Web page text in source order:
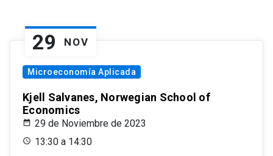
29 NOV
Microeconomía Aplicada
Kjell Salvanes, Norwegian School of
Economics
29 de Noviembre de 2023
13:30 a 14:30